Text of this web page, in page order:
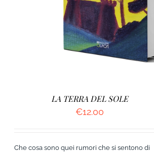
LA TERRA DEL SOLE
€12.00
Che cosa sono quei rumori che si sentono di